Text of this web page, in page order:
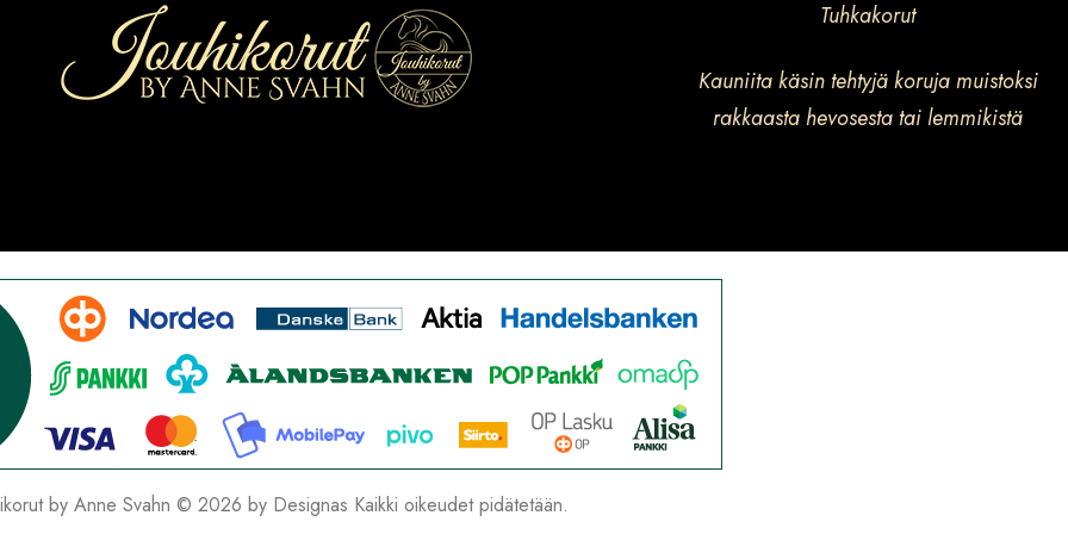
Tuhkakorut
Kauniita käsin tehtyjä koruja muistoksi
rakkaasta hevosesta tai lemmikistä
by Anne Svahn © 2026 by Designas Kaikki oikeudet pidätetään.